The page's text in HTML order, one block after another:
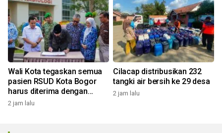
Wali Kota tegaskan semua
pasien RSUD Kota Bogor
harus diterima dengan
profesional
2 jam lalu
Cilacap distribusikan 232
tangki air bersih ke 29 desa
2 jam lalu